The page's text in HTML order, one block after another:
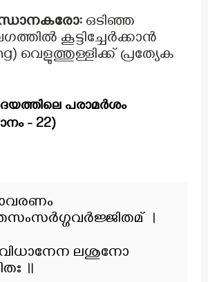
ഒടിഞ്ഞ
കൂട്ടിച്ചേർക്കാൻ
വെളുത്തുള്ളിക്ക് പ്രത്യേക
പരാമർശം
- 22)
।
ലശുനോ
॥